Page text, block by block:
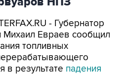
- Губернатор
Михаил Евраев сообщил
топливных
в результате падения